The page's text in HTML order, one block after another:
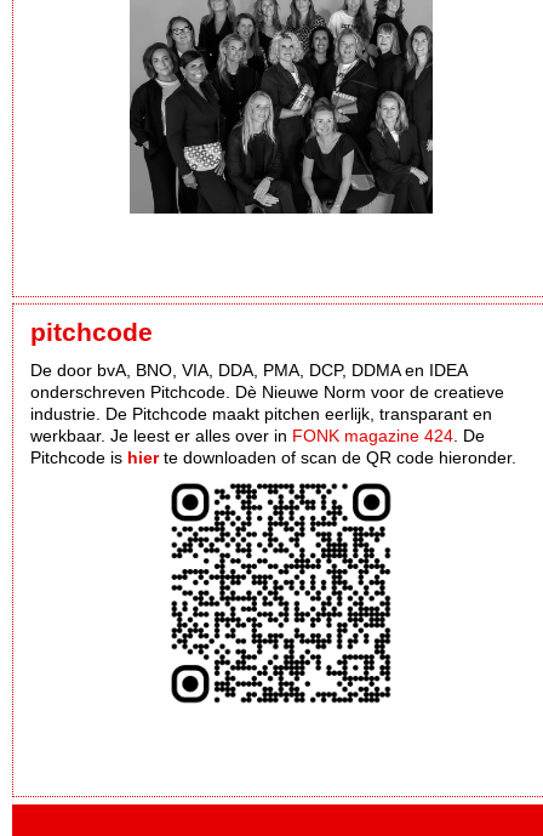
pitchcode
De door bvA, BNO, VIA, DDA, PMA, DCP, DDMA en IDEA
onderschreven Pitchcode. Dè Nieuwe Norm voor de creatieve
industrie. De Pitchcode maakt pitchen eerlijk, transparant en
werkbaar. Je leest er alles over in FONK magazine 424 . De
Pitchcode is hierte downloaden of scan de QR code hieronder.